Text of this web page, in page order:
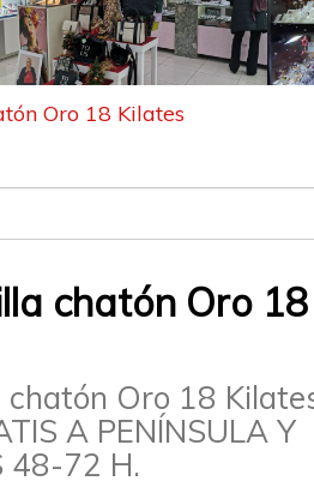
Oro 18 Kilates
chatón Oro 18
Oro 18
A PENÍNSULA Y
48-72 H.